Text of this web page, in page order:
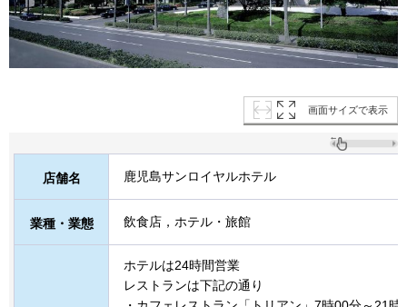
画面サイズで表示
店舗名 鹿児島サンロイヤルホテル
業種・業態 飲食店，ホテル・旅館
ホテルは24時間営業
レストランは下記の通り